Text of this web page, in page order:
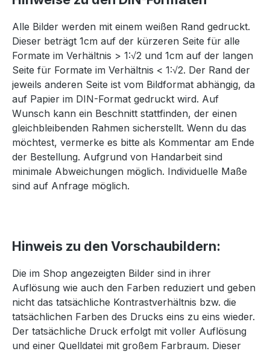
Alle Bilder werden mit einem weißen Rand gedruckt.
Dieser beträgt 1cm auf der kürzeren Seite für alle
Formate im Verhältnis > 1:√2 und 1cm auf der langen
Seite für Formate im Verhältnis < 1:√2. Der Rand der
jeweils anderen Seite ist vom Bildformat abhängig, da
auf Papier im DIN-Format gedruckt wird. Auf
Wunsch kann ein Beschnitt stattfinden, der einen
gleichbleibenden Rahmen sicherstellt. Wenn du das
möchtest, vermerke es bitte als Kommentar am Ende
der Bestellung. Aufgrund von Handarbeit sind
minimale Abweichungen möglich. Individuelle Maße
sind auf Anfrage möglich.
Hinweis zu den Vorschaubildern:
Die im Shop angezeigten Bilder sind in ihrer
Auflösung wie auch den Farben reduziert und geben
nicht das tatsächliche Kontrastverhältnis bzw. die
tatsächlichen Farben des Drucks eins zu eins wieder.
Der tatsächliche Druck erfolgt mit voller Auflösung
und einer Quelldatei mit großem Farbraum. Dieser